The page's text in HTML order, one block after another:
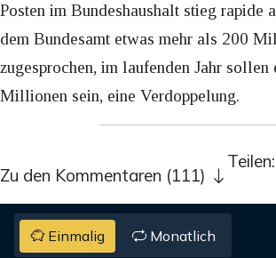
Posten im Bundeshaushalt stieg rapide
dem Bundesamt etwas mehr als 200
zugesprochen, im laufenden Jahr sollen
Millionen sein, eine Verdoppelung.
Teilen:
Zu den Kommentaren (111)
Einmalig Monatlich